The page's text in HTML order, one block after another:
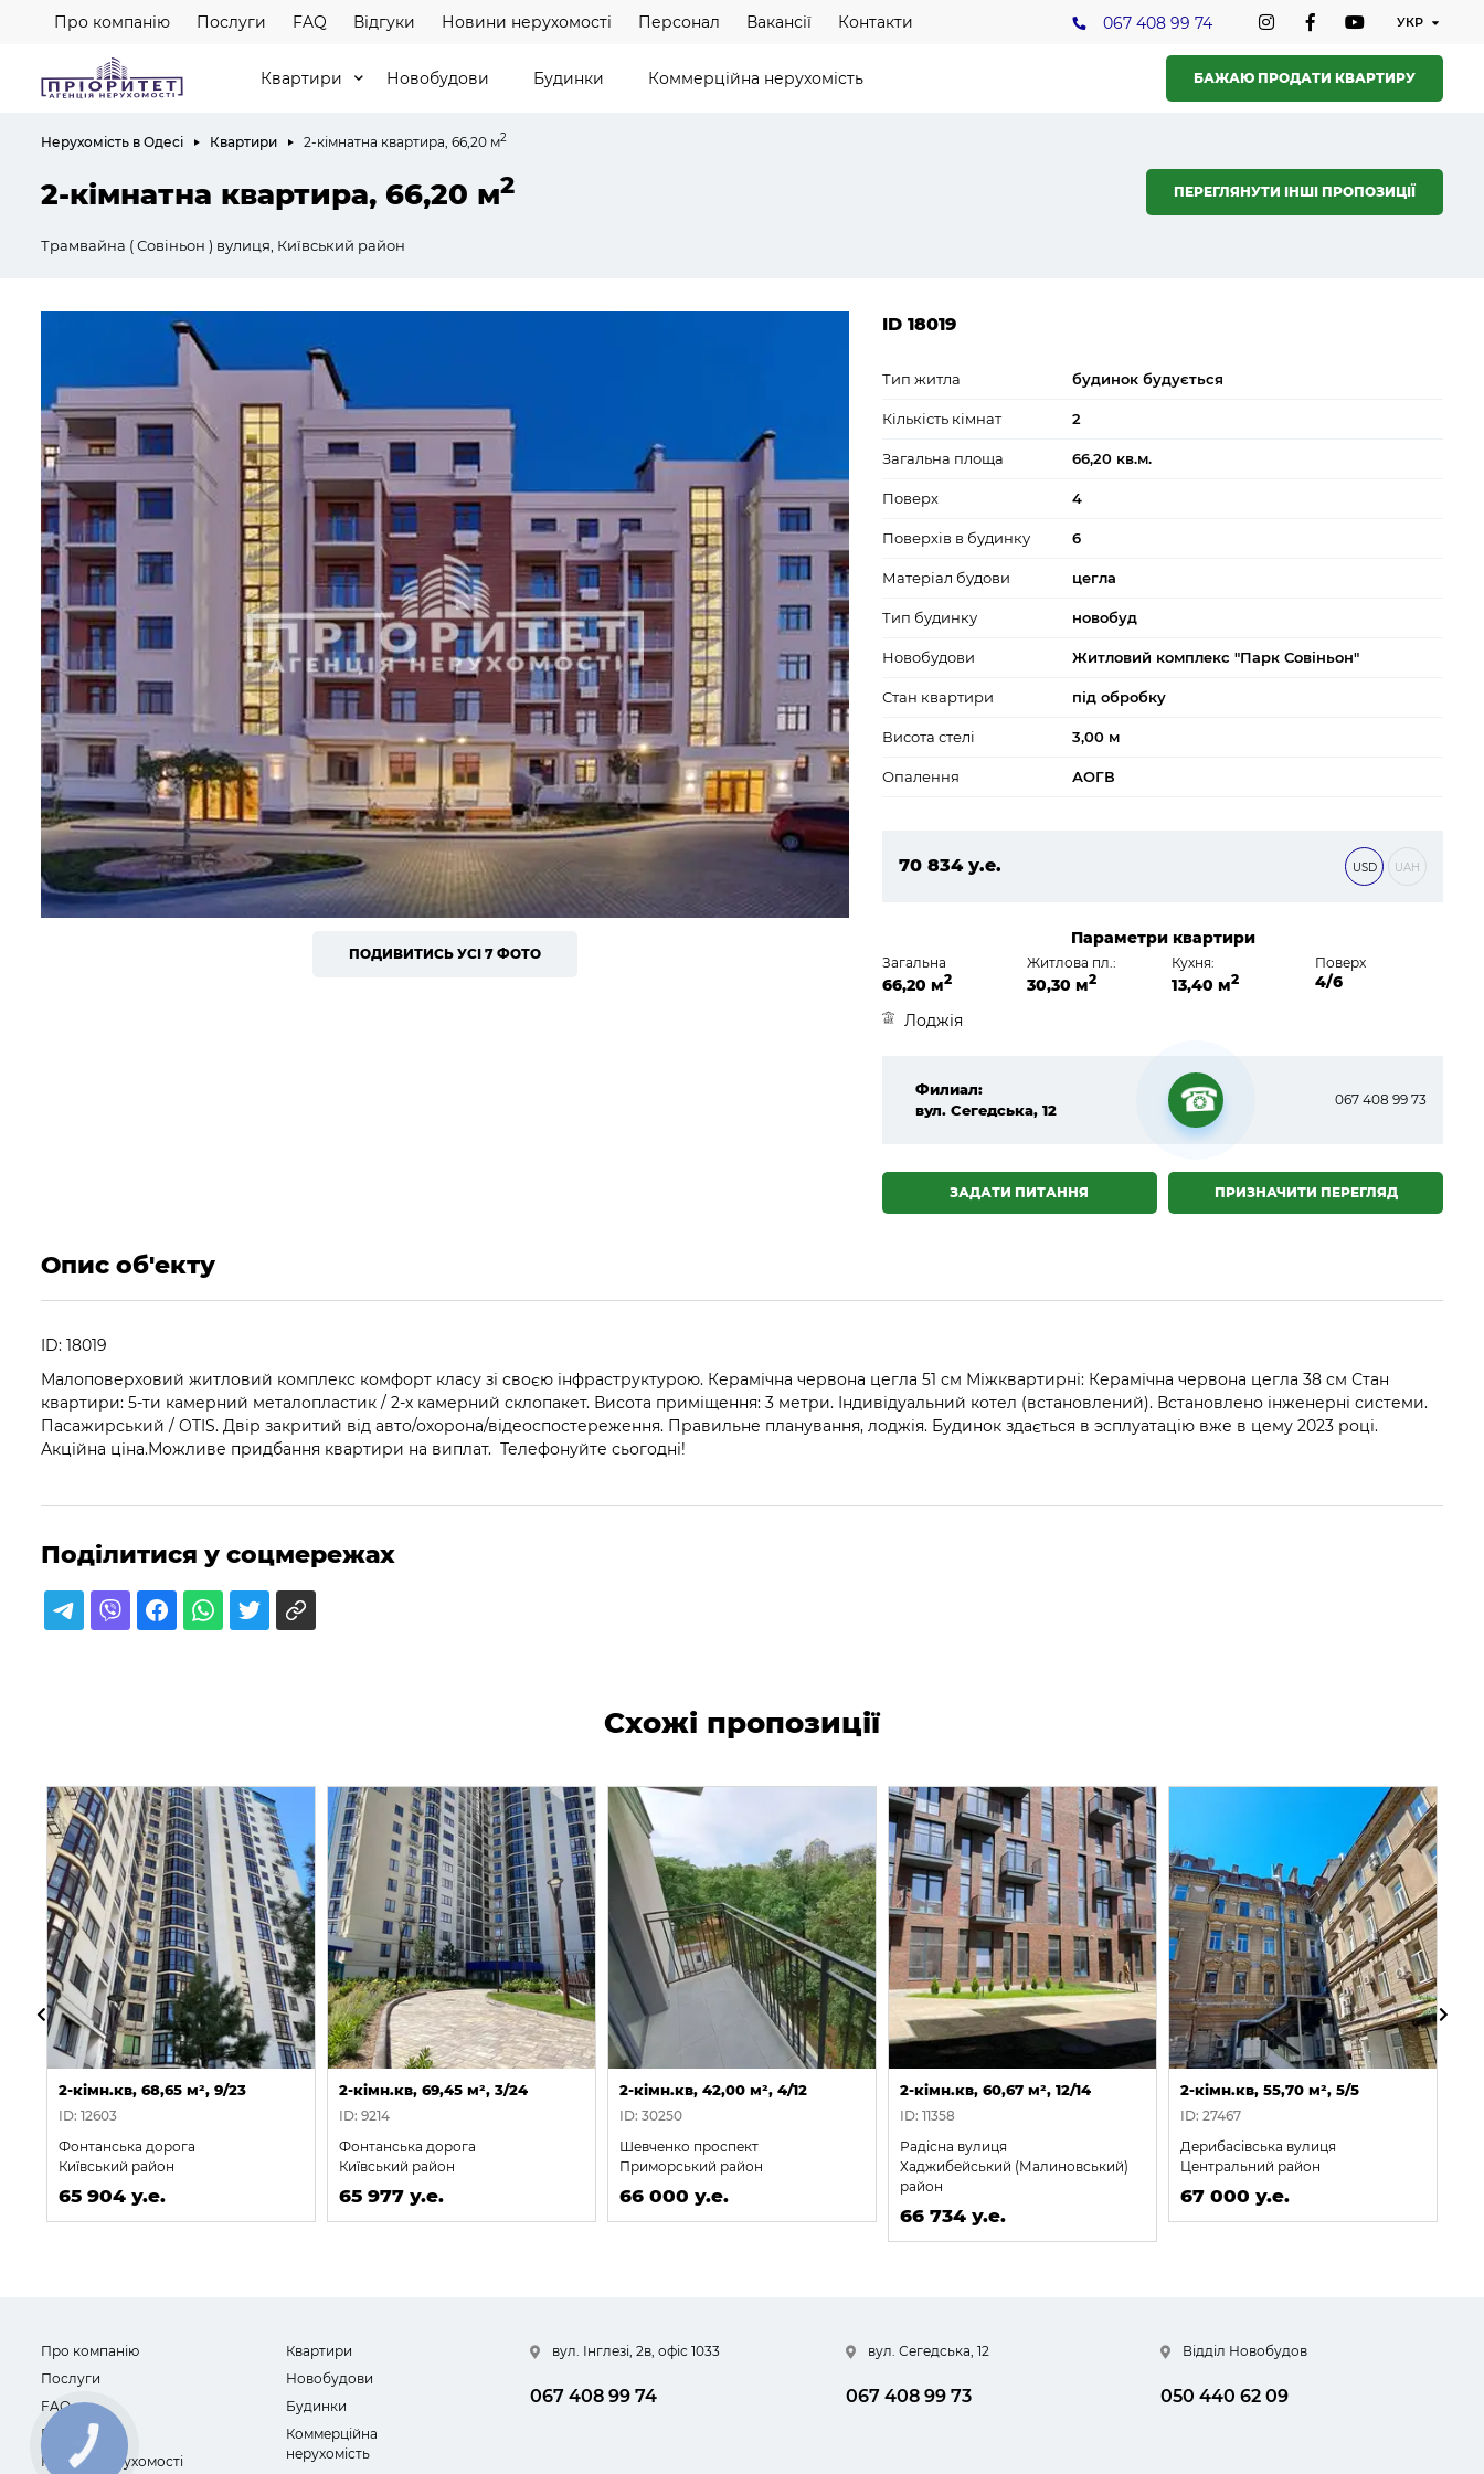
Про компанію Послуги FAQ Відгуки Новини нерухомості Персонал Вакансії Контакти 067 408 99 74
Квартири Новобудови Будинки Коммерційна нерухомість БАЖАЮ ПРОДАТИ КВАРТИРУ
Нерухомість в Одесі Квартири 2-кімнатна квартира, 66,20 м2
2-кімнатна квартира, 66,20 м2
Трамвайна ( Совіньон ) вулиця, Київський район
ПЕРЕГЛЯНУТИ ІНШІ ПРОПОЗИЦІЇ
ПОДИВИТИСЬ УСІ 7 ФОТО
ID 18019
Тип житла будинок будується
Кількість кімнат 2
Загальна площа 66,20 кв.м.
Поверх 4
Поверхів в будинку 6
Матеріал будови цегла
Тип будинку новобуд
Новобудови Житловий комплекс "Парк Совіньон"
Стан квартири під обробку
Висота стелі 3,00 м
Опалення АОГВ
70 834 у.е.
USD UAH
Параметри квартири
Загальна
66,20 м2
Житлова пл.:
30,30 м2
Кухня:
13,40 м2
Поверх
4/6
Лоджія
Филиал:
вул. Сегедська, 12
☎
067 408 99 73
ПРИЗНАЧИТИ ПЕРЕГЛЯД
ЗАДАТИ ПИТАННЯ
Опис об'екту
ID: 18019
Малоповерховий житловий комплекс комфорт класу зі своєю інфраструктурою. Керамічна червона цегла 51 см Міжквартирні: Керамічна червона цегла 38 см Стан
квартири: 5-ти камерний металопластик / 2-х камерний склопакет. Висота приміщення: 3 метри. Індивідуальний котел (встановлений). Встановлено інженерні системи.
Пасажирський / OTIS. Двір закритий від авто/охорона/відеоспостереження. Правильне планування, лоджія. Будинок здається в эсплуатацію вже в цему 2023 році.
Акційна ціна.Можливе придбання квартири на виплат. Телефонуйте сьогодні!
Поділитися у соцмережах
Схожі пропозиції
2-кімн.кв, 68,65 м², 9/23
ID: 12603
Фонтанська дорога
Київський район
65 904 у.е.
2-кімн.кв, 69,45 м², 3/24
ID: 9214
Фонтанська дорога
Київський район
65 977 у.е.
2-кімн.кв, 42,00 м², 4/12
ID: 30250
Шевченко проспект
Приморський район
66 000 у.е.
2-кімн.кв, 60,67 м², 12/14
ID: 11358
Радісна вулиця
Хаджибейський (Малиновський)
район
66 734 у.е.
2-кімн.кв, 55,70 м², 5/5
ID: 27467
Дерибасівська вулиця
Центральний район
67 000 у.е.
Про компанію
Послуги
FAQ
Відгуки
Новини нерухомості
Квартири
Новобудови
Будинки
Коммерційна
нерухомість
вул. Інглезі, 2в, офіс 1033
067 408 99 74
вул. Сегедська, 12
067 408 99 73
Відділ Новобудов
050 440 62 09